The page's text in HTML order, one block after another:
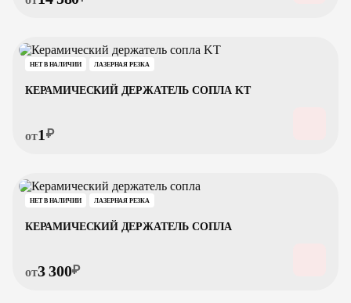
НЕТ В НАЛИЧИИ ЛАЗЕРНАЯ РЕЗКА
КЕРАМИЧЕСКИЙ ДЕРЖАТЕЛЬ СОПЛА KT
от1 ₽
НЕТ В НАЛИЧИИ ЛАЗЕРНАЯ РЕЗКА
КЕРАМИЧЕСКИЙ ДЕРЖАТЕЛЬ СОПЛА
от3 300₽